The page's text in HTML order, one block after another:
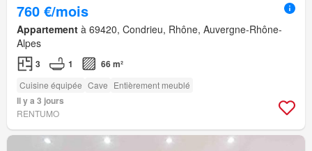
760 €/mois
Appartement à 69420, Condrieu, Rhône, Auvergne-Rhône-
Alpes
3 1 66 m²
Cuisine équipée Cave Entièrement meublé
Il y a 3 jours
RENTUMO